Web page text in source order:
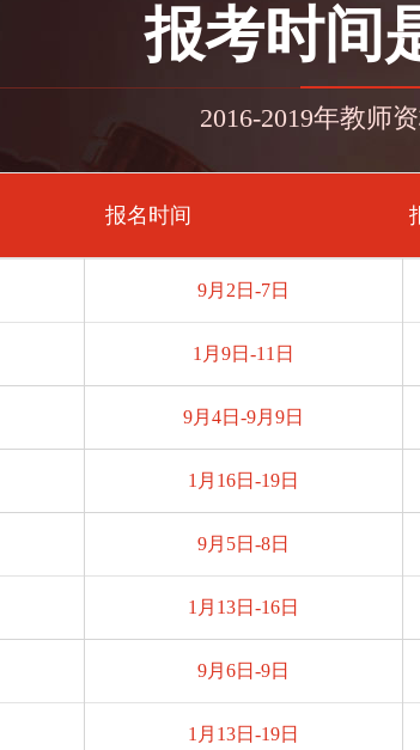
报考时间
2016-2019年教师
报名时间
9月2日-7日
1月9日-11日
9月4日-9月9日
1月16日-19日
9月5日-8日
1月13日-16日
9月6日-9日
1月13日-19日